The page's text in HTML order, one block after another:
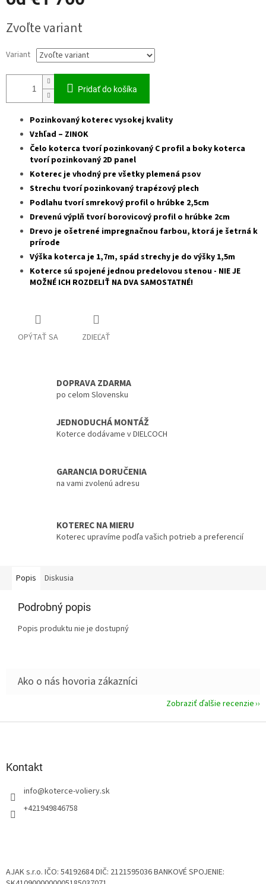
cena:
Zvoľte variant
Variant
Pridať do košíka
Pozinkovaný koterec vysokej kvality
Vzhľad – ZINOK
Čelo koterca tvorí pozinkovaný C profil a boky koterca
tvorí pozinkovaný 2D panel
Koterec je vhodný pre všetky plemená psov
Strechu tvorí pozinkovaný trapézový plech
Podlahu tvorí smrekový profil o hrúbke 2,5cm
Drevenú výplň tvorí borovicový profil o hrúbke 2cm
Drevo je ošetrené impregnačnou farbou, ktorá je šetrná k
prírode
Výška koterca je 1,7m, spád strechy je do výšky 1,5m
Koterce sú spojené jednou predelovou stenou - NIE JE
MOŽNÉ ICH ROZDELIŤ NA DVA SAMOSTATNÉ!
OPÝTAŤ SA ZDIEĽAŤ
DOPRAVA ZDARMA
po celom Slovensku
JEDNODUCHÁ MONTÁŽ
Koterce dodávame v DIELCOCH
GARANCIA DORUČENIA
na vami zvolenú adresu
KOTEREC NA MIERU
Koterec upravíme podľa vašich potrieb a preferencií
Popis Diskusia
Podrobný popis
Popis produktu nie je dostupný
Zobraziť ďalšie recenzie
Kontakt
info@koterce-voliery.sk
+421949846758
AJAK s.r.o. IČO: 54192684 DIČ: 2121595036 BANKOVÉ SPOJENIE: